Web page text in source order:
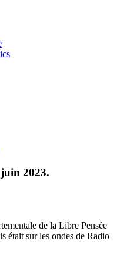
2023.
de la Libre Pensée
était sur les ondes de Radio